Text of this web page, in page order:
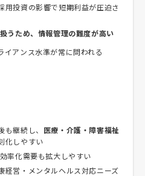
用投資の影響で短期利益が圧迫さ
うため、情報管理の難度が高い
イアンス水準が常に問われる
継続し、 医療・介護・障害福祉
化しやすい
率化需要も拡大しやすい
経営・メンタルヘルス対応ニーズ